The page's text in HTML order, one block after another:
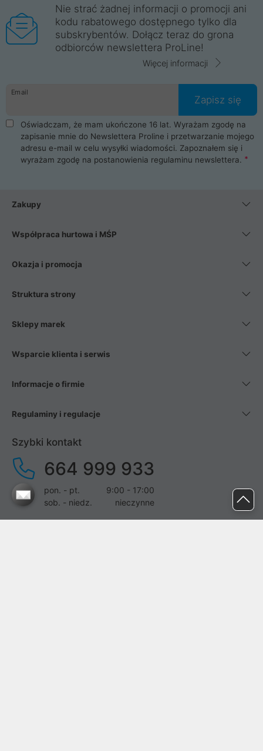
Nie strać żadnej informacji o promocji ani
kodu rabatowego dostępnego tylko dla
subskrybentów. Dołącz teraz do grona
odbiorców newslettera ProLine!
Więcej informacji
Email
Zapisz się
Oświadczam, że mam ukończone 16 lat. Wyrażam zgodę na
zapisanie mnie do Newslettera Proline i przetwarzanie mojego
adresu e-mail w celu wysyłki wiadomości. Zapoznałem się i
wyrażam zgodę na postanowienia regulaminu newslettera.
Zakupy
Współpraca hurtowa i MŚP
Okazja i promocja
Struktura strony
Sklepy marek
Wsparcie klienta i serwis
Informacje o firmie
Regulaminy i regulacje
Szybki kontakt
664 999 933
pon. - pt.
9:00 - 17:00
sob. - niedz.
nieczynne